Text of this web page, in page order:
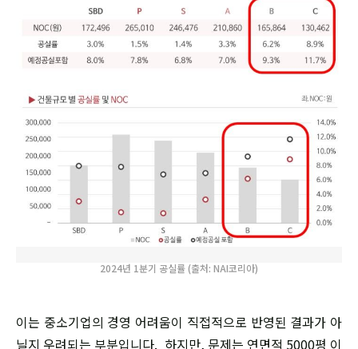
2024년 1분기 공실률 (출처: NAI코리아)
이는 중소기업의 경영 어려움이 직접적으로 반영된 결과가 아
닐지 우려되는 부분입니다. 하지만, 문제는 연면적 5000평 이